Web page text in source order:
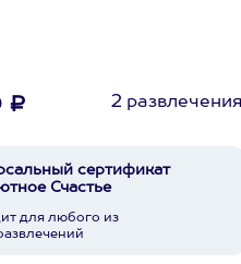
₽ 2
сертификат
Счастье
для любого из